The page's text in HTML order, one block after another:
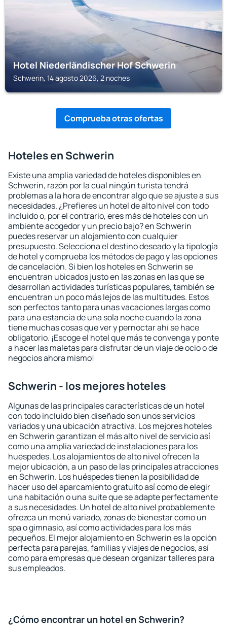
Hotel Niederländischer Hof Schwerin
Schwerin, 14 agosto 2026, 2 noches
Comprueba otras ofertas
Hoteles en Schwerin
Existe una amplia variedad de hoteles disponibles en
Schwerin, razón por la cual ningún turista tendrá
problemas a la hora de encontrar algo que se ajuste a sus
necesidades. ¿Prefieres un hotel de alto nivel con todo
incluido o, por el contrario, eres más de hoteles con un
ambiente acogedor y un precio bajo? en Schwerin
puedes reservar un alojamiento con cualquier
presupuesto. Selecciona el destino deseado y la tipología
de hotel y comprueba los métodos de pago y las opciones
de cancelación. Si bien los hoteles en Schwerin se
encuentran ubicados justo en las zonas en las que se
desarrollan actividades turísticas populares, también se
encuentran un poco más lejos de las multitudes. Estos
son perfectos tanto para unas vacaciones largas como
para una estancia de una sola noche cuando la zona
tiene muchas cosas que ver y pernoctar ahí se hace
obligatorio. ¡Escoge el hotel que más te convenga y ponte
a hacer las maletas para disfrutar de un viaje de ocio o de
negocios ahora mismo!
Schwerin - los mejores hoteles
Algunas de las principales características de un hotel
con todo incluido bien diseñado son unos servicios
variados y una ubicación atractiva. Los mejores hoteles
en Schwerin garantizan el más alto nivel de servicio así
como una amplia variedad de instalaciones para los
huéspedes. Los alojamientos de alto nivel ofrecen la
mejor ubicación, a un paso de las principales atracciones
en Schwerin. Los huéspedes tienen la posibilidad de
hacer uso del aparcamiento gratuito así como de elegir
una habitación o una suite que se adapte perfectamente
a sus necesidades. Un hotel de alto nivel probablemente
ofrezca un menú variado, zonas de bienestar como un
spa o gimnasio, así como actividades para los más
pequeños. El mejor alojamiento en Schwerin es la opción
perfecta para parejas, familias y viajes de negocios, así
como para empresas que desean organizar talleres para
sus empleados.
¿Cómo encontrar un hotel en Schwerin?